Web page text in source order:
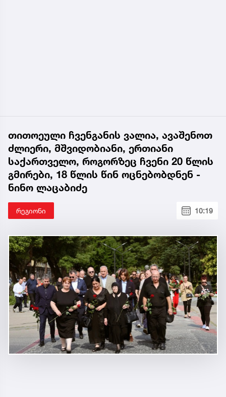
თითოეული ჩვენგანის ვალია, ავაშენოთ
ძლიერი, მშვიდობიანი, ერთიანი
საქართველო, როგორზეც ჩვენი 20 წლის
გმირები, 18 წლის წინ ოცნებობდნენ -
ნინო ლაცაბიძე
რეგიონი 10:19